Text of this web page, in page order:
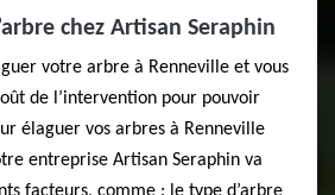
chez Artisan Seraphin
votre arbre à Renneville et vous
de l’intervention pour pouvoir
élaguer vos arbres à Renneville
entreprise Artisan Seraphin va